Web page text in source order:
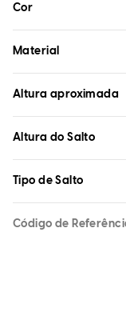
Cor
Material
Altura aproximada
Altura do Salto
Tipo de Salto
Código de